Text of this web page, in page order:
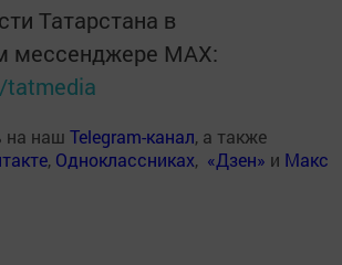
Татарстана в
мессенджере MАХ:
на наш Telegram-канал, а также
, Одноклассниках, «Дзен» и Макс